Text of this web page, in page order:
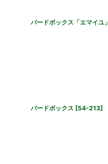
バードボックス「エマイユ」
バードボックス [54-213]